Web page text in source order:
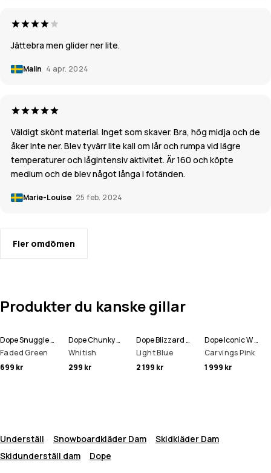
Jättebra men glider ner lite.
Malin 4 apr. 2024
Väldigt skönt material. Inget som skaver. Bra, hög midja och de
åker inte ner. Blev tyvärr lite kall om lår och rumpa vid lägre
temperaturer och lågintensiv aktivitet. Är 160 och köpte
medium och de blev något långa i fotänden.
Marie-Louise 25 feb. 2024
Fler omdömen
Produkter du kanske gillar
Dope Snuggle W Underställströja Kvinna
Faded Green
699 kr
Dope Chunky Mössa
Whitish
299 kr
Dope Blizzard W Full Zip Snowboardjacka Kvinna
Light Blue
2 199 kr
Dope Iconic W Snowboardbyxa Kvinna
Carvings Pink
1 999 kr
Underställ Snowboardkläder Dam
Skidkläder Dam
Skidunderställ dam
Dope